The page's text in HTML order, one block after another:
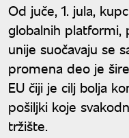
Od juče, 1. jula,
globalnih platformi,
unije suočavaju se
promena deo je
EU čiji je cilj bolja
pošiljki koje
tržište.